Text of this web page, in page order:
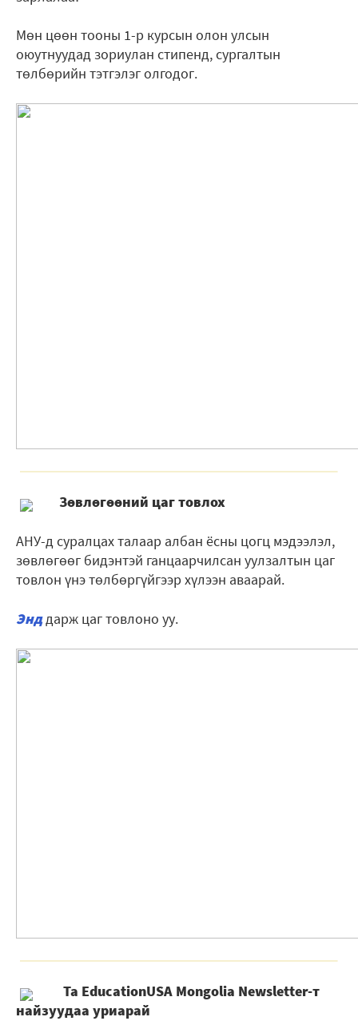
Мөн цөөн тооны 1-р курсын олон улсын
оюутнуудад зориулан стипенд, сургалтын
төлбөрийн тэтгэлэг олгодог.
Зѳвлѳгѳѳний цаг товлох
АНУ-д суралцах талаар албан ёсны цогц мэдээлэл,
зөвлөгөөг бидэнтэй ганцаарчилсан уулзалтын цаг
товлон үнэ тѳлбѳргүйгээр хүлээн аваарай.
Энддарж цаг товлоно уу.
Та EducationUSA Mongolia Newsletter-т
найзуудаа уриарай